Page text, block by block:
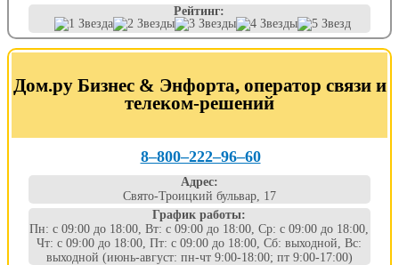
Рейтинг:
Дом.ру Бизнес & Энфорта, оператор связи и
телеком-решений
8‒800‒222‒96‒60
Адрес:
Свято-Троицкий бульвар, 17
График работы:
Пн: с 09:00 до 18:00, Вт: с 09:00 до 18:00, Ср: с 09:00 до 18:00,
Чт: с 09:00 до 18:00, Пт: с 09:00 до 18:00, Сб: выходной, Вс:
выходной (июнь-август: пн-чт 9:00-18:00; пт 9:00-17:00)